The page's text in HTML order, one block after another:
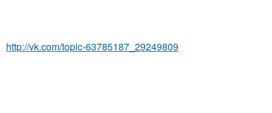
http://vk.com/topic-63785187_29249809